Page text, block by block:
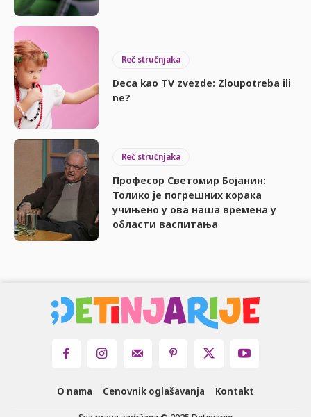
Reč stručnjaka
Deca kao TV zvezde: Zloupotreba ili
ne?
Reč stručnjaka
Професор Светомир Бојанин:
Толико је погрешних корака
учињено у ова наша времена у
области васпитања
O nama Cenovnik oglašavanja Kontakt